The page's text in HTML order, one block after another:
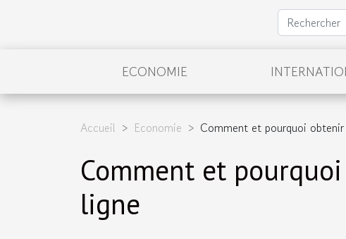
ECONOMIE
Accueil Economie Comment et pourquoi
Comment et
ligne